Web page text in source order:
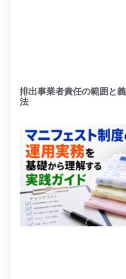
排出事業者責任の範囲と
法